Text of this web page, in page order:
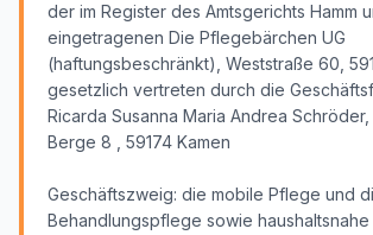
der im Register des Amtsgerichts Hamm
eingetragenen Die Pflegebärchen UG
(haftungsbeschränkt), Weststraße 60,
gesetzlich vertreten durch die
Ricarda Susanna Maria Andrea
Berge 8 , 59174 Kamen
Geschäftszweig: die mobile Pflege und
Behandlungspflege sowie haushaltsnahe